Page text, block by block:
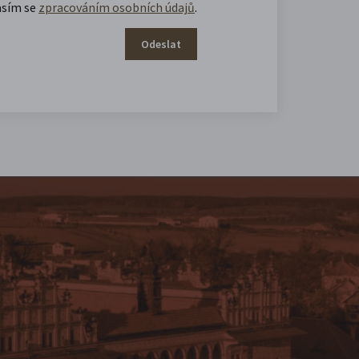
se zpracováním osobních údajů.
Odeslat